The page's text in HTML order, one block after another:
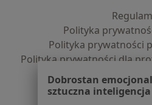
Polityka
Polityka prywatności
Polityka prywatności dla
dane pozyskaliśmy
Polityka
Dobrostan
sztuczna inteligencja